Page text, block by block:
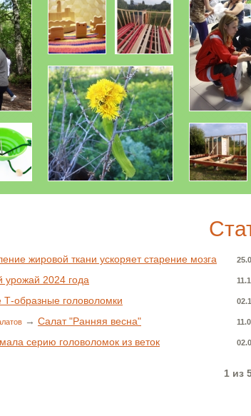
жировой ткани ускоряет старение мозга
урожай 2024 года
Т-образные головоломки
→ Салат "Ранняя весна"
серию головоломок из веток
1 из